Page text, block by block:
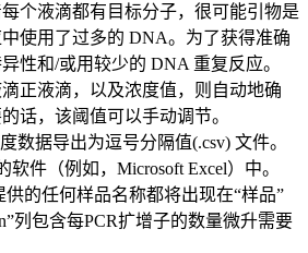
个液滴都有目标分子，很可能引物是
使用了过多的 DNA。为了获得准确
性和/或用较少的 DNA 重复反应。
正液滴，以及浓度值，则自动地确
话，该阈值可以手动调节。
数据导出为逗号分隔值(.csv) 文件。
软件（例如，Microsoft Excel）中。
供的任何样品名称都将出现在“样品”
列包含每PCR扩增子的数量微升需要